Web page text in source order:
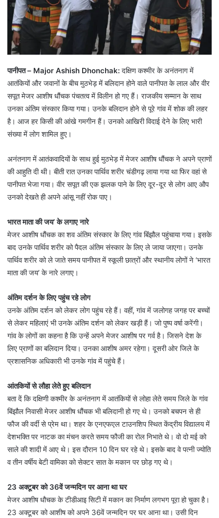
पानीपत – Major Ashish Dhonchak:दक्षिण कश्मीर के अनंतनाग में
आतंकियों और जवानों के बीच मुठभेड़ में बलिदान होने वाले पानीपत के लाल और वीर
सपूत मेजर आशीष धौंचक पंचतत्व में विलीन हो गए हैं। राजकीय सम्मान के साथ
उनका अंतिम संस्कार किया गया। उनके बलिदान होने से पूरे गांव में शोक की लहर
है। आज हर किसी की आंखे गमगीन हैं। उनको आखिरी विदाई देने के लिए भारी
संख्या में लोग शामिल हुए।
अनंतनाग में आतंकवादियों के साथ हुई मुठभेड़ में मेजर आशीष धौंचक ने अपने प्राणों
की आहुति दी थी। बीती रात उनका पार्थिव शरीर चंडीगढ़ लाया गया था फिर वहां से
पानीपत भेजा गया। वीर सपूत की एक झलक पाने के लिए दूर-दूर से लोग आए औप
उनको देखते ही अपने आंसू नहीं रोक पाए।
भारत माता की जय’ के लगाए नारे
मेजर आशीष धौंचक का शव अंतिम संस्कार के लिए गांव बिंझौल पहुंचाया गया। इसके
बाद उनके पार्थिव शरीर को पैदल अंतिम संस्कार के लिए ले जाया जाएगा। उनके
पार्थिव शरीर को ले जाते समय पानीपत में स्कूली छात्रों और स्थानीय लोगों ने ‘भारत
माता की जय’ के नारे लगाए।
अंतिम दर्शन के लिए पहुंच रहे लोग
उनके अंतिम दर्शन को लेकर लोग पहुंच रहे हैं। वहीं, गांव में जलोगह जगह पर बच्चों
से लेकर महिलाएं भी उनके अंतिम दर्शन को लेकर खड़ी हैं। जो पुष्प वर्षा करेंगी।
गांव के लोगों का कहना है कि उन्हें अपने मेजर आशीष पर गर्व है। जिसने देश के
लिए प्राणों का बलिदान दिया। उनका आशीष अमर रहेगा। दूसरी ओर जिले के
प्रशासनिक अधिकारी भी उनके गांव में पहुंचे हैं।
आंतकियों से लौहा लेते हुए बलिदान
बता दें कि दक्षिणी कश्मीर के अनंतनाग में आतंकियों से लोहा लेते समय जिले के गांव
बिंझौल निवासी मेजर आशीष धौंचक भी बलिदानी हो गए थे। उनको बचपन से ही
फौज की वर्दी से प्रेम था। शहर के एनएफएल टाउनशिप स्थित केंद्रीय विद्यालय में
देशभक्ति पर नाटक का मंचन करते समय फौजी का रोल निभाते थे। वो दो मई को
साले की शादी में आए थे। इस दौरान 10 दिन घर रहे थे। इसके बाद वे पत्नी ज्योति
व तीन वर्षीय बेटी वामिका को सेक्टर सात के मकान पर छोड़ गए थे।
23 अक्टूबर को 36वें जन्मदिन पर आना था घर
मेजर आशीष धौचक के टीडीआइ सिटी में मकान का निर्माण लगभग पूरा हो चुका है।
23 अक्टूबर को आशीष को अपने 36वें जन्मदिन पर घर आना था। उसी दिन